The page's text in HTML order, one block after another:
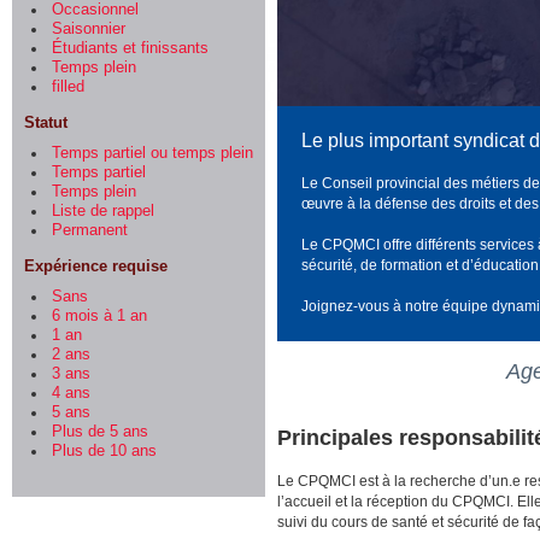
Occasionnel
Saisonnier
Étudiants et finissants
Temps plein
filled
Statut
Temps partiel ou temps plein
Temps partiel
Temps plein
Liste de rappel
Permanent
Expérience requise
Sans
6 mois à 1 an
1 an
2 ans
3 ans
4 ans
5 ans
Plus de 5 ans
Plus de 10 ans
Le plus important syndicat
Le Conseil provincial des métiers
œuvre à la défense des droits et
Le CPQMCI offre différents
sécurité, de formation et
Joignez-vous à notre équipe
Principales
Le CPQMCI est à la recherche d’un.e
l’accueil et la réception du CPQMCI.
suivi du cours de santé et sécurité de